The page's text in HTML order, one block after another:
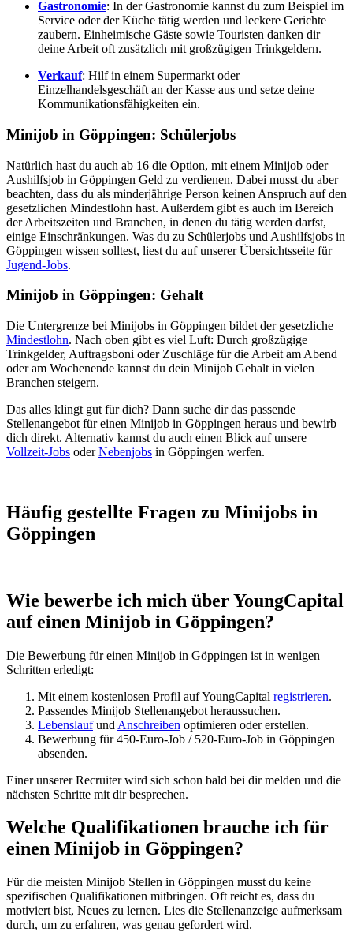
Gastronomie: In der Gastronomie kannst du zum Beispiel im
Service oder der Küche tätig werden und leckere Gerichte
zaubern. Einheimische Gäste sowie Touristen danken dir
deine Arbeit oft zusätzlich mit großzügigen Trinkgeldern.
Verkauf: Hilf in einem Supermarkt oder
Einzelhandelsgeschäft an der Kasse aus und setze deine
Kommunikationsfähigkeiten ein.
Minijob in Göppingen: Schülerjobs
Natürlich hast du auch ab 16 die Option, mit einem Minijob oder
Aushilfsjob in Göppingen Geld zu verdienen. Dabei musst du aber
beachten, dass du als minderjährige Person keinen Anspruch auf den
gesetzlichen Mindestlohn hast. Außerdem gibt es auch im Bereich
der Arbeitszeiten und Branchen, in denen du tätig werden darfst,
einige Einschränkungen. Was du zu Schülerjobs und Aushilfsjobs in
Göppingen wissen solltest, liest du auf unserer Übersichtsseite für
Jugend-Jobs.
Minijob in Göppingen: Gehalt
Die Untergrenze bei Minijobs in Göppingen bildet der gesetzliche
Mindestlohn. Nach oben gibt es viel Luft: Durch großzügige
Trinkgelder, Auftragsboni oder Zuschläge für die Arbeit am Abend
oder am Wochenende kannst du dein Minijob Gehalt in vielen
Branchen steigern.
Das alles klingt gut für dich? Dann suche dir das passende
Stellenangebot für einen Minijob in Göppingen heraus und bewirb
dich direkt. Alternativ kannst du auch einen Blick auf unsere
Vollzeit-Jobs oderNebenjobs in Göppingen werfen.
Häufig gestellte Fragen zu Minijobs in
Göppingen
Wie bewerbe ich mich über YoungCapital
auf einen Minijob in Göppingen?
Die Bewerbung für einen Minijob in Göppingen ist in wenigen
Schritten erledigt:
Mit einem kostenlosen Profil auf YoungCapital registrieren.
Passendes Minijob Stellenangebot heraussuchen.
Lebenslaufund Anschreiben optimieren oder erstellen.
Bewerbung für 450-Euro-Job / 520-Euro-Job in Göppingen
absenden.
Einer unserer Recruiter wird sich schon bald bei dir melden und die
nächsten Schritte mit dir besprechen.
Welche Qualifikationen brauche ich für
einen Minijob in Göppingen?
Für die meisten Minijob Stellen in Göppingen musst du keine
spezifischen Qualifikationen mitbringen. Oft reicht es, dass du
motiviert bist, Neues zu lernen. Lies die Stellenanzeige aufmerksam
durch, um zu erfahren, was genau gefordert wird.